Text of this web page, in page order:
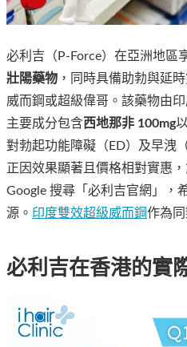
必利吉（P-Force）在亞洲地區
壯陽藥物 ，同時具備助勃與延
威而鋼或超級偉哥。該藥物由
主要成分包含西地那非 100mg
對勃起功能障礙（ED）及早洩
正因效果顯著且價格相對實惠
Google 搜尋「必利吉官網」，
源。 印度雙效超級威而鋼作為
必利吉在香港的實